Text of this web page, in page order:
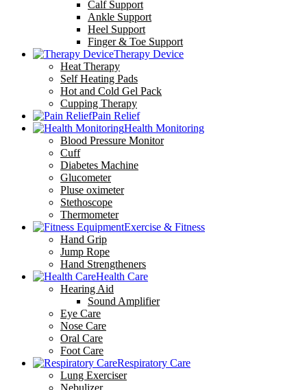
Calf Support
Ankle Support
Heel Support
Finger & Toe Support
Therapy Device
Heat Therapy
Self Heating Pads
Hot and Cold Gel Pack
Cupping Therapy
Pain Relief
Health Monitoring
Blood Pressure Monitor
Cuff
Diabetes Machine
Glucometer
Pluse oximeter
Stethoscope
Thermometer
Exercise & Fitness
Hand Grip
Jump Rope
Hand Strengtheners
Health Care
Hearing Aid
Sound Amplifier
Eye Care
Nose Care
Oral Care
Foot Care
Respiratory Care
Lung Exerciser
Nebulizer